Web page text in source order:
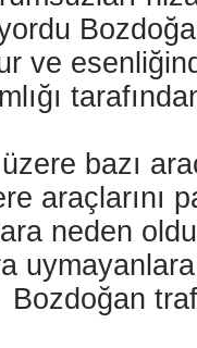
ve
bazı
araçlarını
neden
Bozdoğan